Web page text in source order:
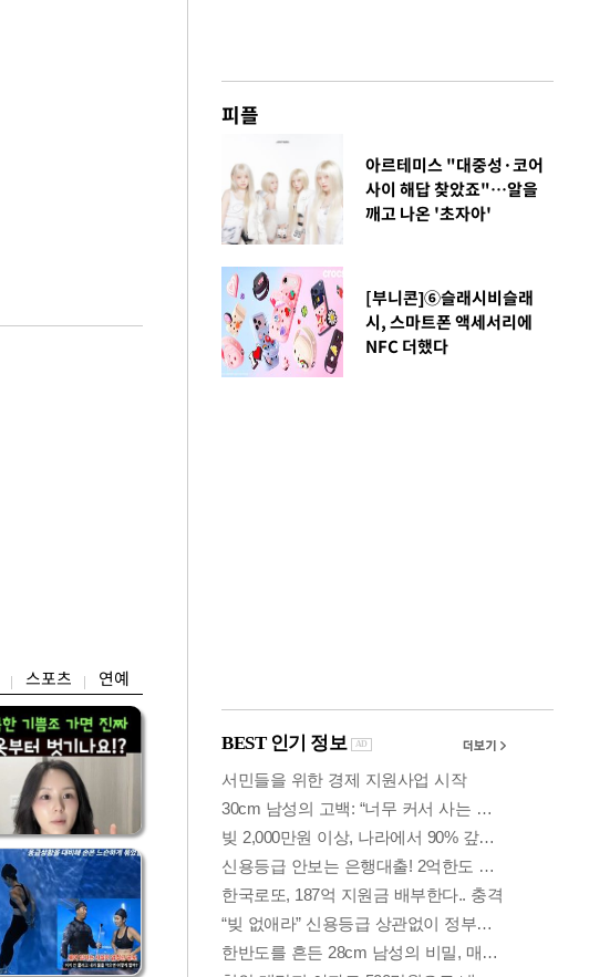
스포츠 연예
피플
아르테미스 "대중성·코어
사이 해답 찾았죠"…알을
깨고 나온 '초자아'
[부니콘]⑥슬래시비슬래
시, 스마트폰 액세서리에
NFC 더했다